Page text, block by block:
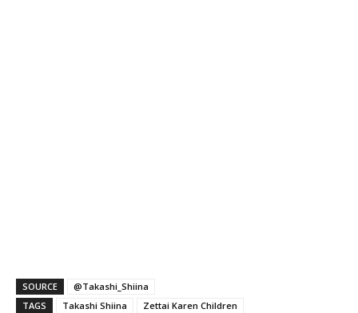
SOURCE
@Takashi_Shiina
TAGS
Takashi Shiina Zettai Karen Children